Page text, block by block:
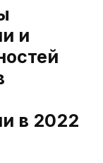
и
в 2022